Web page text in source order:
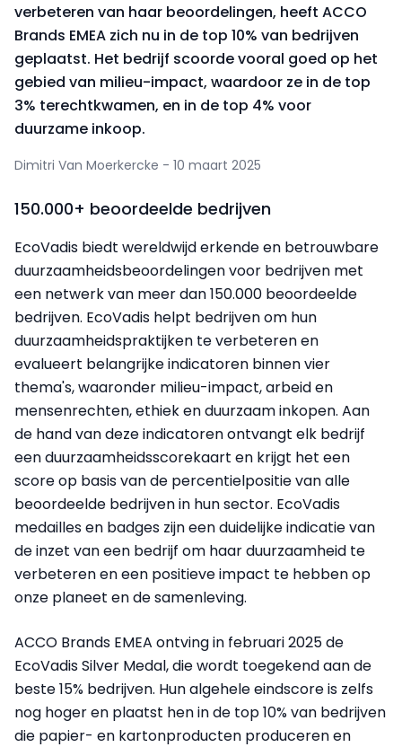
verbeteren van haar beoordelingen, heeft ACCO
Brands EMEA zich nu in de top 10% van bedrijven
geplaatst. Het bedrijf scoorde vooral goed op het
gebied van milieu-impact, waardoor ze in de top
3% terechtkwamen, en in de top 4% voor
duurzame inkoop.
Dimitri Van Moerkercke - 10 maart 2025
150.000+ beoordeelde bedrijven
EcoVadis biedt wereldwijd erkende en betrouwbare
duurzaamheidsbeoordelingen voor bedrijven met
een netwerk van meer dan 150.000 beoordeelde
bedrijven. EcoVadis helpt bedrijven om hun
duurzaamheidspraktijken te verbeteren en
evalueert belangrijke indicatoren binnen vier
thema's, waaronder milieu-impact, arbeid en
mensenrechten, ethiek en duurzaam inkopen. Aan
de hand van deze indicatoren ontvangt elk bedrijf
een duurzaamheidsscorekaart en krijgt het een
score op basis van de percentielpositie van alle
beoordeelde bedrijven in hun sector. EcoVadis
medailles en badges zijn een duidelijke indicatie van
de inzet van een bedrijf om haar duurzaamheid te
verbeteren en een positieve impact te hebben op
onze planeet en de samenleving.
ACCO Brands EMEA ontving in februari 2025 de
EcoVadis Silver Medal, die wordt toegekend aan de
beste 15% bedrijven. Hun algehele eindscore is zelfs
nog hoger en plaatst hen in de top 10% van bedrijven
die papier- en kartonproducten produceren en